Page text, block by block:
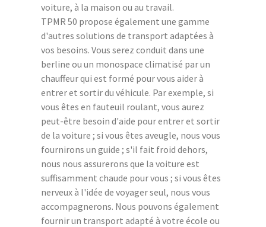
voiture, à la maison ou au travail.
TPMR 50 propose également une gamme
d'autres solutions de transport adaptées à
vos besoins. Vous serez conduit dans une
berline ou un monospace climatisé par un
chauffeur qui est formé pour vous aider à
entrer et sortir du véhicule. Par exemple, si
vous êtes en fauteuil roulant, vous aurez
peut-être besoin d'aide pour entrer et sortir
de la voiture ; si vous êtes aveugle, nous vous
fournirons un guide ; s'il fait froid dehors,
nous nous assurerons que la voiture est
suffisamment chaude pour vous ; si vous êtes
nerveux à l'idée de voyager seul, nous vous
accompagnerons. Nous pouvons également
fournir un transport adapté à votre école ou